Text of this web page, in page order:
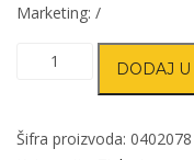
Marketing: /
fi
DODAJ
Šifra proizvoda: 0402078